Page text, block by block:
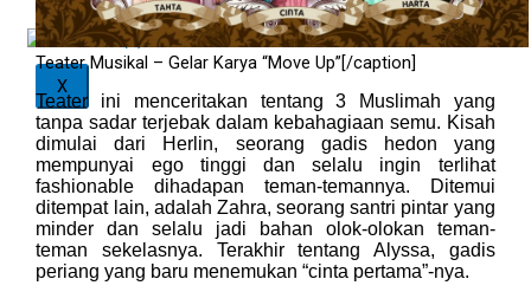
X
Teater Musikal – Gelar Karya “Move Up”[/caption]
Teater ini menceritakan tentang 3 Muslimah yang
tanpa sadar terjebak dalam kebahagiaan semu. Kisah
dimulai dari Herlin, seorang gadis hedon yang
mempunyai ego tinggi dan selalu ingin terlihat
fashionable dihadapan teman-temannya. Ditemui
ditempat lain, adalah Zahra, seorang santri pintar yang
minder dan selalu jadi bahan olok-olokan teman-
teman sekelasnya. Terakhir tentang Alyssa, gadis
periang yang baru menemukan “cinta pertama”-nya.